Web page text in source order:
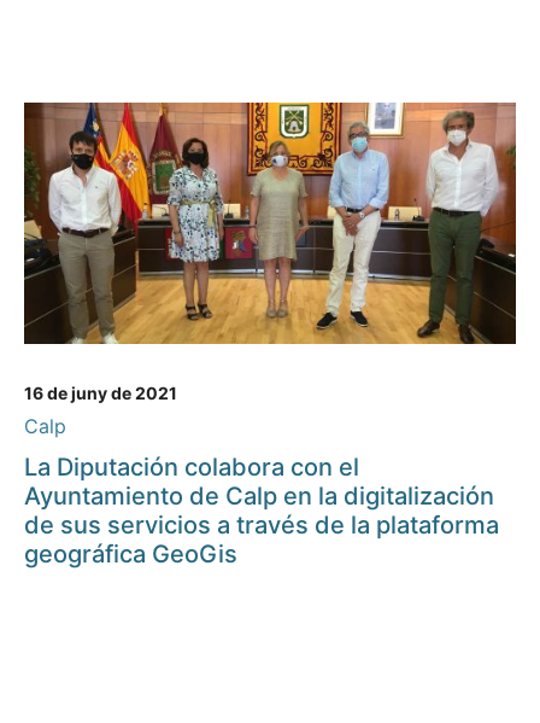
16 de juny de 2021
Calp
La Diputación colabora con el
Ayuntamiento de Calp en la digitalización
de sus servicios a través de la plataforma
geográfica GeoGis